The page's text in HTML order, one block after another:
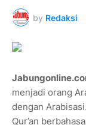
by Redaksi
menjadi orang
dengan
Qur’an